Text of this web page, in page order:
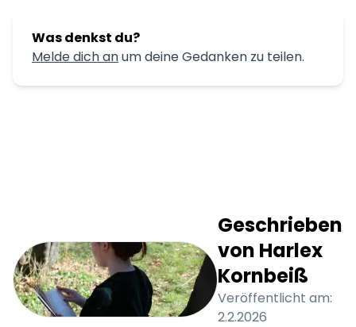
Was denkst du?
Melde dich anum deine Gedanken zu teilen.
Geschrieben
von Harlex
Kornbeiß
Veröffentlicht am:
2.2.2026